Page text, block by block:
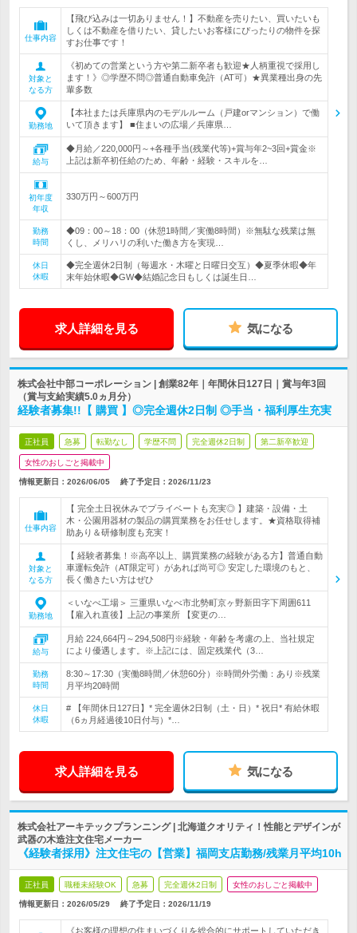
仕事内容
【飛び込みは一切ありません！】不動産を売りたい、買いたいも
しくは不動産を借りたい、貸したいお客様にぴったりの物件を探
すお仕事です！
対象と
なる方
《初めての営業という方や第二新卒者も歓迎★人柄重視で採用し
ます！》◎学歴不問◎普通自動車免許（AT可）★異業種出身の先
輩多数
勤務地
【本社または兵庫県内のモデルルーム（戸建orマンション）で働
いて頂きます】 ■住まいの広場／兵庫県…
給与
◆月給／220,000円～+各種手当(残業代等)+賞与年2~3回+賞金※
上記は新卒初任給のため、年齢・経験・スキルを…
初年度
年収
330万円～600万円
勤務
時間
◆09：00～18：00（休憩1時間／実働8時間）※無駄な残業は無
くし、メリハリの利いた働き方を実現…
休日
休暇
◆完全週休2日制（毎週水・木曜と日曜日交互）◆夏季休暇◆年
末年始休暇◆GW◆結婚記念日もしくは誕生日…
求人詳細を見る 気になる
株式会社中部コーポレーション | 創業82年｜年間休日127日｜賞与年3回
（賞与支給実績5.0ヵ月分）
経験者募集!!【 購買 】◎完全週休2日制 ◎手当・福利厚生充実
正社員 急募 転勤なし 学歴不問 完全週休2日制 第二新卒歓迎
女性のおしごと掲載中
情報更新日：2026/06/05 終了予定日： 2026/11/23
仕事内容
【 完全土日祝休みでプライベートも充実◎ 】建築・設備・土
木・公園用器材の製品の購買業務をお任せします。★資格取得補
助あり＆研修制度も充実！
対象と
なる方
【 経験者募集！※高卒以上、購買業務の経験がある方】普通自動
車運転免許（AT限定可）があれば尚可◎ 安定した環境のもと、
長く働きたい方はぜひ
勤務地
＜いなべ工場＞ 三重県いなべ市北勢町京ヶ野新田字下周囲611
【雇入れ直後】上記の事業所 【変更の…
給与
月給 224,664円～294,508円※経験・年齢を考慮の上、当社規定
により優遇します。※上記には、固定残業代（3…
勤務
時間
8:30～17:30（実働8時間／休憩60分）※時間外労働：あり※残業
月平均20時間
休日
休暇
# 【年間休日127日】* 完全週休2日制（土・日）* 祝日* 有給休暇
（6ヵ月経過後10日付与）*…
求人詳細を見る 気になる
株式会社アーキテックプランニング | 北海道クオリティ！性能とデザインが
武器の木造注文住宅メーカー
《経験者採用》注文住宅の【営業】福岡支店勤務/残業月平均10h
正社員 職種未経験OK 急募 完全週休2日制 女性のおしごと掲載中
情報更新日：2026/05/29 終了予定日： 2026/11/19
《お客様の理想の住まいづくりを総合的にサポートしていただき